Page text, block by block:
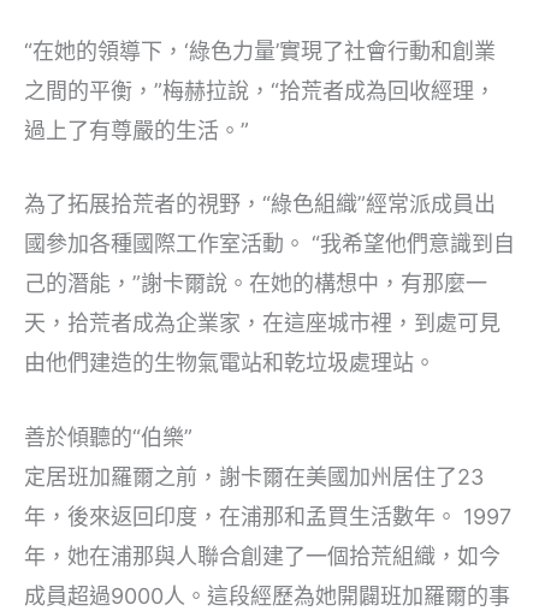
“在她的領導下，‘綠色力量’實現了社會行動和創業
之間的平衡，”梅赫拉說，“拾荒者成為回收經理，
過上了有尊嚴的生活。”
為了拓展拾荒者的視野，“綠色組織”經常派成員出
國參加各種國際工作室活動。 “我希望他們意識到自
己的潛能，”謝卡爾說。在她的構想中，有那麼一
天，拾荒者成為企業家，在這座城市裡，到處可見
由他們建造的生物氣電站和乾垃圾處理站。
善於傾聽的“伯樂”
定居班加羅爾之前，謝卡爾在美國加州居住了23
年，後來返回印度，在浦那和孟買生活數年。 1997
年，她在浦那與人聯合創建了一個拾荒組織，如今
成員超過9000人。這段經歷為她開闢班加羅爾的事